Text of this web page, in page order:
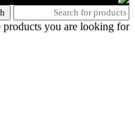
products you are looking for.